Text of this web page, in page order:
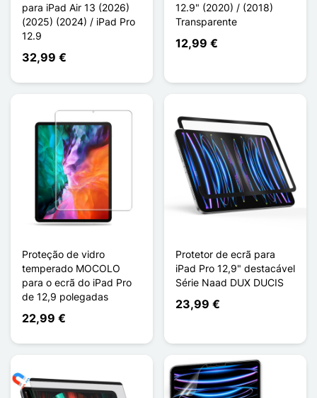
para iPad Air 13 (2026)
(2025) (2024) / iPad Pro
12.9
32,99 €
12.9" (2020) / (2018)
Transparente
12,99 €
Proteção de vidro
temperado MOCOLO
para o ecrã do iPad Pro
de 12,9 polegadas
22,99 €
Protetor de ecrã para
iPad Pro 12,9" destacável
Série Naad DUX DUCIS
23,99 €